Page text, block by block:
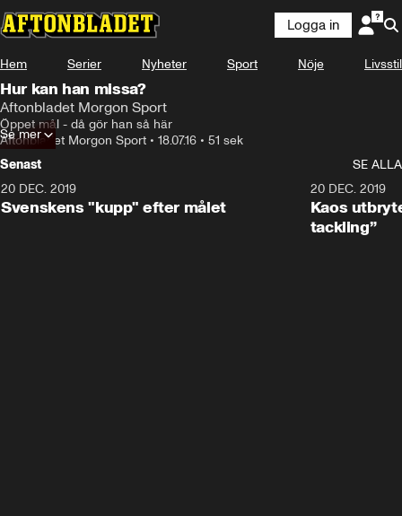
Logga in
Hem Serier Nyheter Sport Nöje Livsstil
Hur kan han missa?
Aftonbladet Morgon Sport
Öppet mål - då gör han så här
Aftonbladet Morgon Sport • 18.07.16 • 51 sek
Se mer
Senast
SE ALLA
20 DEC. 2019
Svenskens "kupp" efter målet
20 DEC. 2019
Kaos
tackling”